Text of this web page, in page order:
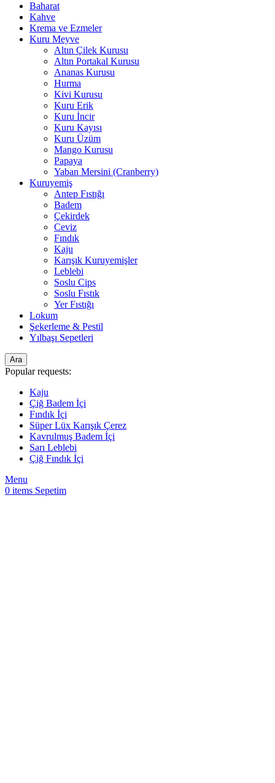
Baharat
Kahve
Krema ve Ezmeler
Kuru Meyve
Altın Çilek Kurusu
Altın Portakal Kurusu
Ananas Kurusu
Hurma
Kivi Kurusu
Kuru Erik
Kuru İncir
Kuru Kayısı
Kuru Üzüm
Mango Kurusu
Papaya
Yaban Mersini (Cranberry)
Kuruyemiş
Antep Fıstığı
Badem
Çekirdek
Ceviz
Fındık
Kaju
Karışık Kuruyemişler
Leblebi
Soslu Cips
Soslu Fıstık
Yer Fıstığı
Lokum
Şekerleme & Pestil
Yılbaşı Sepetleri
Ara
Popular requests:
Kaju
Çiğ Badem İçi
Fındık İçi
Süper Lüx Karışık Çerez
Kavrulmuş Badem İçi
Sarı Leblebi
Çiğ Fındık İçi
Menu
0 items Sepetim